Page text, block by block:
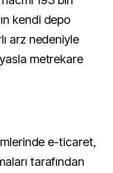
kendi depo
arz nedeniyle
metrekare
e-ticaret,
tarafından